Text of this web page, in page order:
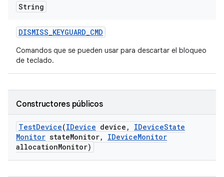
String
DISMISS_KEYGUARD_CMD
Comandos que se pueden usar para descartar el bloqueo
de teclado.
Constructores públicos
TestDevice(IDevice device , IDeviceState
Monitor stateMonitor, IDeviceMonitor
allocationMonitor)